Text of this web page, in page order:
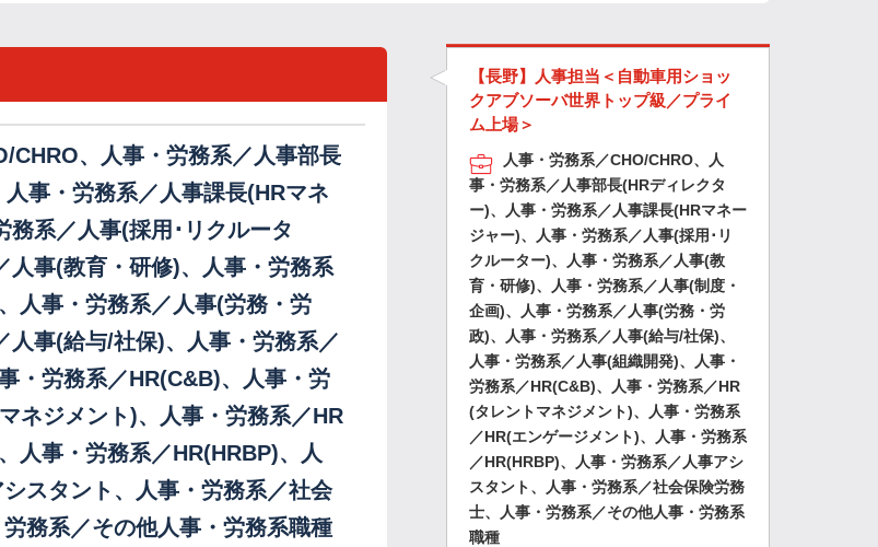
CHRO、人事・労務系／人事部長
事・労務系／人事課長(HRマネ
務系／人事(採用･リクルータ
人事(教育・研修)、人事・労務系
人事・労務系／人事(労務・労
人事(給与/社保)、人事・労務系／
・労務系／HR(C&B)、人事・労
ネジメント)、人事・労務系／HR
人事・労務系／HR(HRBP)、人
スタント、人事・労務系／社会
務系／その他人事・労務系職種
【長野】人事担当＜自動車用ショッ
クアブソーバ世界トップ級／プライ
ム上場＞
人事・労務系／CHO/CHRO、人
事・労務系／人事部長(HRディレクタ
ー)、人事・労務系／人事課長(HRマネー
ジャー)、人事・労務系／人事(採用･リ
クルーター)、人事・労務系／人事(教
育・研修)、人事・労務系／人事(制度・
企画)、人事・労務系／人事(労務・労
政)、人事・労務系／人事(給与/社保)、
人事・労務系／人事(組織開発)、人事・
労務系／HR(C&B)、人事・労務系／HR
(タレントマネジメント)、人事・労務系
／HR(エンゲージメント)、人事・労務系
／HR(HRBP)、人事・労務系／人事アシ
スタント、人事・労務系／社会保険労務
士、人事・労務系／その他人事・労務系
職種